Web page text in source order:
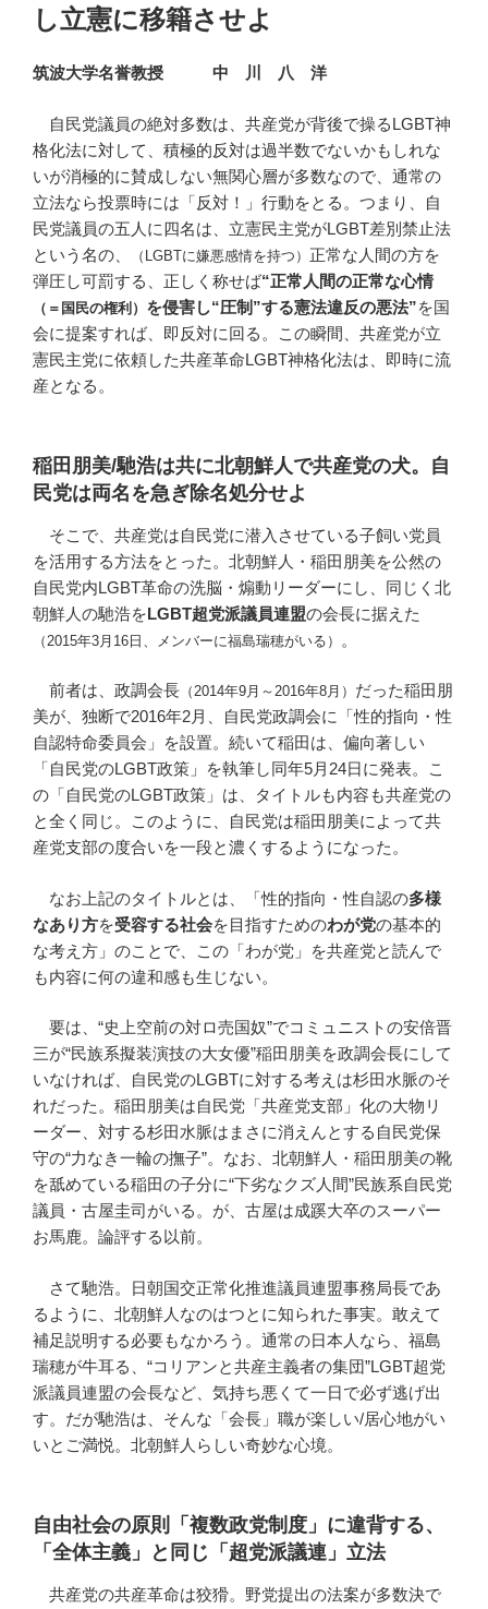
し立憲に移籍させよ
筑波大学名誉教授 中 川 八 洋
自民党議員の絶対多数は、共産党が背後で操るLGBT神
格化法に対して、積極的反対は過半数でないかもしれな
いが消極的に賛成しない無関心層が多数なので、通常の
立法なら投票時には「反対！」行動をとる。つまり、自
民党議員の五人に四名は、立憲民主党がLGBT差別禁止法
という名の、
（LGBTに嫌悪感情を持つ） 正常な人間の方を
弾圧し可罰する、正しく称せば“正常人間の正常な心情
（＝国民の権利） を侵害し“圧制”する憲法違反の悪法”を国
会に提案すれば、即反対に回る。この瞬間、共産党が立
憲民主党に依頼した共産革命LGBT神格化法は、即時に流
産となる。
稲田朋美/馳浩は共に北朝鮮人で共産党の犬。自
民党は両名を急ぎ除名処分せよ
そこで、共産党は自民党に潜入させている子飼い党員
を活用する方法をとった。北朝鮮人・稲田朋美を公然の
自民党内LGBT革命の洗脳・煽動リーダーにし、同じく北
朝鮮人の馳浩をLGBT超党派議員連盟の会長に据えた
（2015年3月16日、メンバーに福島瑞穂がいる） 。
前者は、政調会長 （2014年9月～2016年8月） だった稲田朋
美が、独断で2016年2月、自民党政調会に「性的指向・性
自認特命委員会」を設置。続いて稲田は、偏向著しい
「自民党のLGBT政策」を執筆し同年5月24日に発表。こ
の「自民党のLGBT政策」は、タイトルも内容も共産党の
と全く同じ。このように、自民党は稲田朋美によって共
産党支部の度合いを一段と濃くするようになった。
なお上記のタイトルとは、「性的指向・性自認の多様
なあり方を受容する社会を目指すためのわが党の基本的
な考え方」のことで、この「わが党」を共産党と読んで
も内容に何の違和感も生じない。
要は、“史上空前の対ロ売国奴”でコミュニストの安倍晋
三が“民族系擬装演技の大女優”稲田朋美を政調会長にして
いなければ、自民党のLGBTに対する考えは杉田水脈のそ
れだった。稲田朋美は自民党「共産党支部」化の大物リ
ーダー、対する杉田水脈はまさに消えんとする自民党保
守の“力なき一輪の撫子”。なお、北朝鮮人・稲田朋美の靴
を舐めている稲田の子分に“下劣なクズ人間”民族系自民党
議員・古屋圭司がいる。が、古屋は成蹊大卒のスーパー
お馬鹿。論評する以前。
さて馳浩。日朝国交正常化推進議員連盟事務局長であ
るように、北朝鮮人なのはつとに知られた事実。敢えて
補足説明する必要もなかろう。通常の日本人なら、福島
瑞穂が牛耳る、“コリアンと共産主義者の集団”LGBT超党
派議員連盟の会長など、気持ち悪くて一日で必ず逃げ出
す。だが馳浩は、そんな「会長」職が楽しい/居心地がい
いとご満悦。北朝鮮人らしい奇妙な心境。
自由社会の原則「複数政党制度」に違背する、
「全体主義」と同じ「超党派議連」立法
共産党の共産革命は狡猾。野党提出の法案が多数決で